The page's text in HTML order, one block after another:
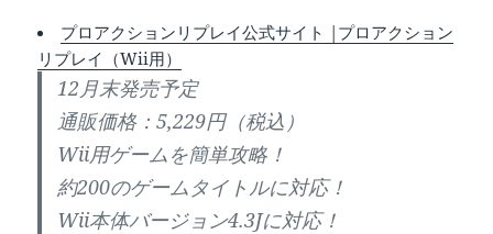
プロアクションリプレイ公式サイト |プロアクション
リプレイ（Wii用）
12月末発売予定
通販価格：5,229円（税込）
Wii用ゲームを簡単攻略！
約200のゲームタイトルに対応！
Wii本体バージョン4.3Jに対応！